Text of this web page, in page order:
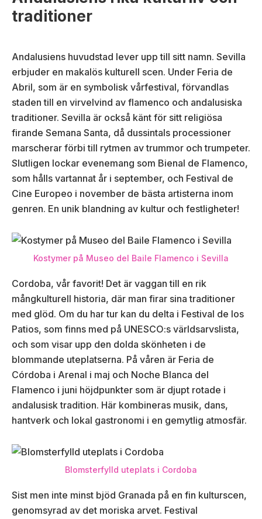
traditioner
Andalusiens huvudstad lever upp till sitt namn. Sevilla
erbjuder en makalös kulturell scen. Under Feria de
Abril, som är en symbolisk vårfestival, förvandlas
staden till en virvelvind av flamenco och andalusiska
traditioner. Sevilla är också känt för sitt religiösa
firande Semana Santa, då dussintals processioner
marscherar förbi till rytmen av trummor och trumpeter.
Slutligen lockar evenemang som Bienal de Flamenco,
som hålls vartannat år i september, och Festival de
Cine Europeo i november de bästa artisterna inom
genren. En unik blandning av kultur och festligheter!
Kostymer på Museo del Baile Flamenco i Sevilla
Cordoba, vår favorit! Det är vaggan till en rik
mångkulturell historia, där man firar sina traditioner
med glöd. Om du har tur kan du delta i Festival de los
Patios, som finns med på UNESCO:s världsarvslista,
och som visar upp den dolda skönheten i de
blommande uteplatserna. På våren är Feria de
Córdoba i Arenal i maj och Noche Blanca del
Flamenco i juni höjdpunkter som är djupt rotade i
andalusisk tradition. Här kombineras musik, dans,
hantverk och lokal gastronomi i en gemytlig atmosfär.
Blomsterfylld uteplats i Cordoba
Sist men inte minst bjöd Granada på en fin kulturscen,
genomsyrad av det moriska arvet. Festival